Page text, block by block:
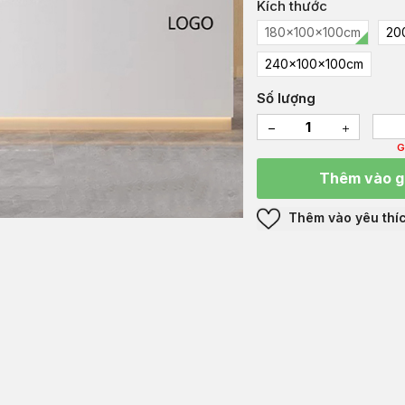
Kích thước
180x100x100cm
240x100x100cm
Số lượng
Thêm vào
Thêm vào yêu